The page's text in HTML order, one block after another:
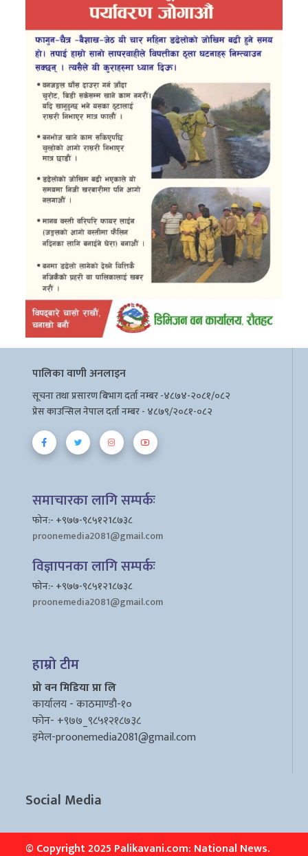
पालिका वाणी अनलाइन
सूचना तथा प्रसारण बिभाग दर्ता नम्बर -४८७४-२०८१/०८२
प्रेस काउन्सिल नेपाल दर्ता नम्बर - ४८७९/२०८१-०८२
समाचारका लागि सम्पर्कः
फोन:- +९७७-९८५१२1८७३८
proonemedia2081@gmail.com
विज्ञापनका लागि सम्पर्कः
फोन:- +९७७-९८५१२1८७३८
proonemedia2081@gmail.com
हाम्रो टीम
प्रो वन मिडिया प्रा लि
कार्यालय - काठमाण्डौ-१०
फोन- +९७७_९८५१२१८७३८
इमेल-proonemedia2081@gmail.com
Social Media
© Copyright 2025 Palikavani.com: National News.